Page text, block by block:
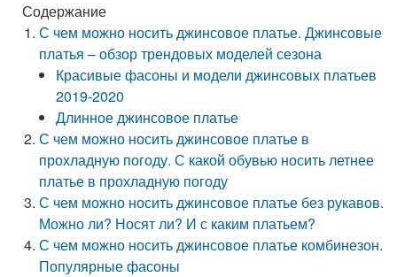
Содержание
С чем можно носить джинсовое платье. Джинсовые
платья – обзор трендовых моделей сезона
Красивые фасоны и модели джинсовых платьев
2019-2020
Длинное джинсовое платье
С чем можно носить джинсовое платье в
прохладную погоду. С какой обувью носить летнее
платье в прохладную погоду
С чем можно носить джинсовое платье без рукавов.
Можно ли? Носят ли? И с каким платьем?
С чем можно носить джинсовое платье комбинезон.
Популярные фасоны